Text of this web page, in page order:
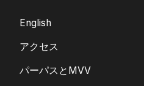
English
アクセス
パーパスとMVV